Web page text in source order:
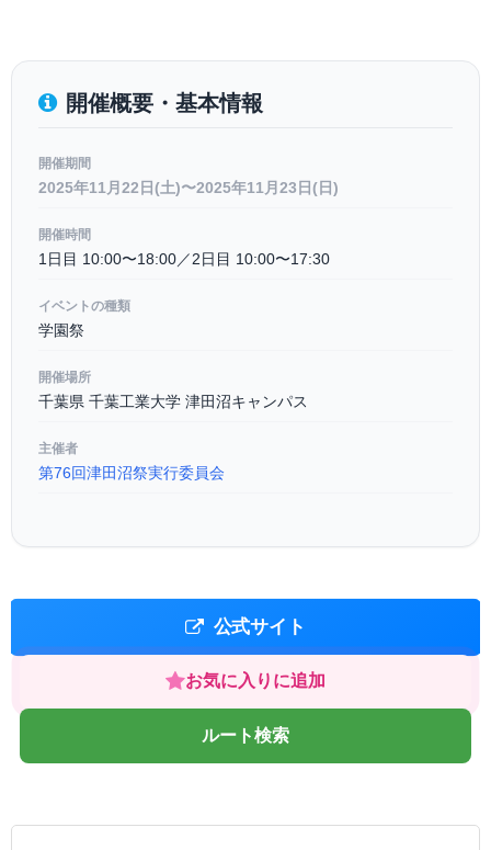
開催概要・基本情報
開催期間
2025年11月22日(土)〜2025年11月23日(日)
開催時間
1日目 10:00〜18:00／2日目 10:00〜17:30
イベントの種類
学園祭
開催場所
千葉県 千葉工業大学 津田沼キャンパス
主催者
第76回津田沼祭実行委員会
公式サイト
お気に入りに追加
ルート検索